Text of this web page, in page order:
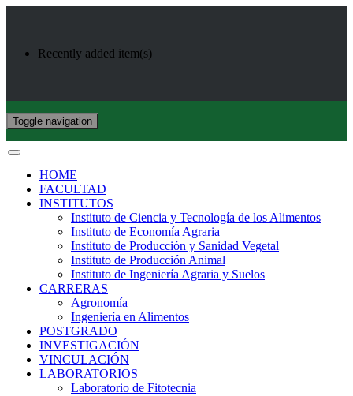
Recently added item(s)
Toggle navigation
HOME
FACULTAD
INSTITUTOS
Instituto de Ciencia y Tecnología de los Alimentos
Instituto de Economía Agraria
Instituto de Producción y Sanidad Vegetal
Instituto de Producción Animal
Instituto de Ingeniería Agraria y Suelos
CARRERAS
Agronomía
Ingeniería en Alimentos
POSTGRADO
INVESTIGACIÓN
VINCULACIÓN
LABORATORIOS
Laboratorio de Fitotecnia